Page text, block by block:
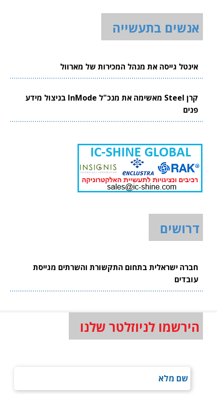
אנשים בתעשייה
אינטל גייסה את מנהל המכירות של מארוול
קרן Steel מאשימה את מנכ"ל InMode בניצול מידע
פנים
דרושים
חברה ישראלית בתחום התקשורת והשרתים מגייסת
עובדים
הירשמו לניוזלטר שלנו